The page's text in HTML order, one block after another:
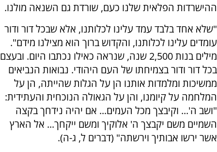
ההישרדות הפלאית שלנו כעם, שורדת גם השנאה מולנו.
"שלא אחד בלבד עמד עלינו לכלותנו, אלא שבכל דור ודור
עומדים עלינו לכלותנו, והקדוש ברוך הוא מצילנו מידם".
מילים בנות 2,500 שנה, שנראה כאילו נכתבו היום. ובעצם
בכל דור ודור בצמיחתו של העם היהודי. נבואות הנביאים
ממשיכות ומלמדות אותנו הן על הגלות שהייתה, הן על
המלחמה על קיומנו, והן על הגאולה הנוכחית והעתידית:
"ושב ה'... וקיבצך מכל העמים... אם יהיה נידחך בקצה
השמיים משם יקבצך ה' אלוקיך ומשם ייקחך... אל הארץ
אשר ירשו אבותיך וירשתה" (דברים ל, ג-ה).